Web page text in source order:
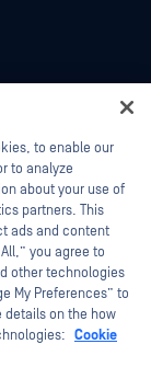
to enable our
to analyze
about your use of
partners. This
ads and content
you agree to
other technologies
My Preferences” to
details on the how
Cookie
assistant.
what's critical